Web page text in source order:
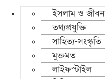
ইসলাম ও জীবন
তথ্যপ্রযুক্তি
সাহিত্য-সংস্কৃতি
মুক্তমত
লাইফস্টাইল